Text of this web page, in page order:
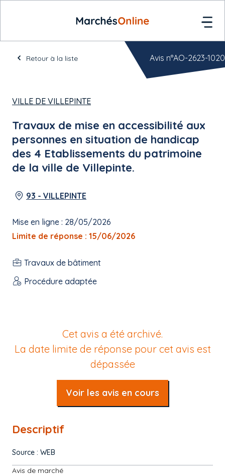
Retour à la liste
VILLE DE VILLEPINTE
Travaux de mise en accessibilité aux
personnes en situation de handicap
des 4 Etablissements du patrimoine
de la ville de Villepinte.
93 - VILLEPINTE
Mise en ligne : 28/05/2026
Limite de réponse : 15/06/2026
Travaux de bâtiment
Procédure adaptée
Avis n°AO-2623-1020
Cet avis a été archivé.
La date limite de réponse pour cet avis est
dépassée
Voir les avis en cours
Descriptif
Source : WEB
Avis de marché